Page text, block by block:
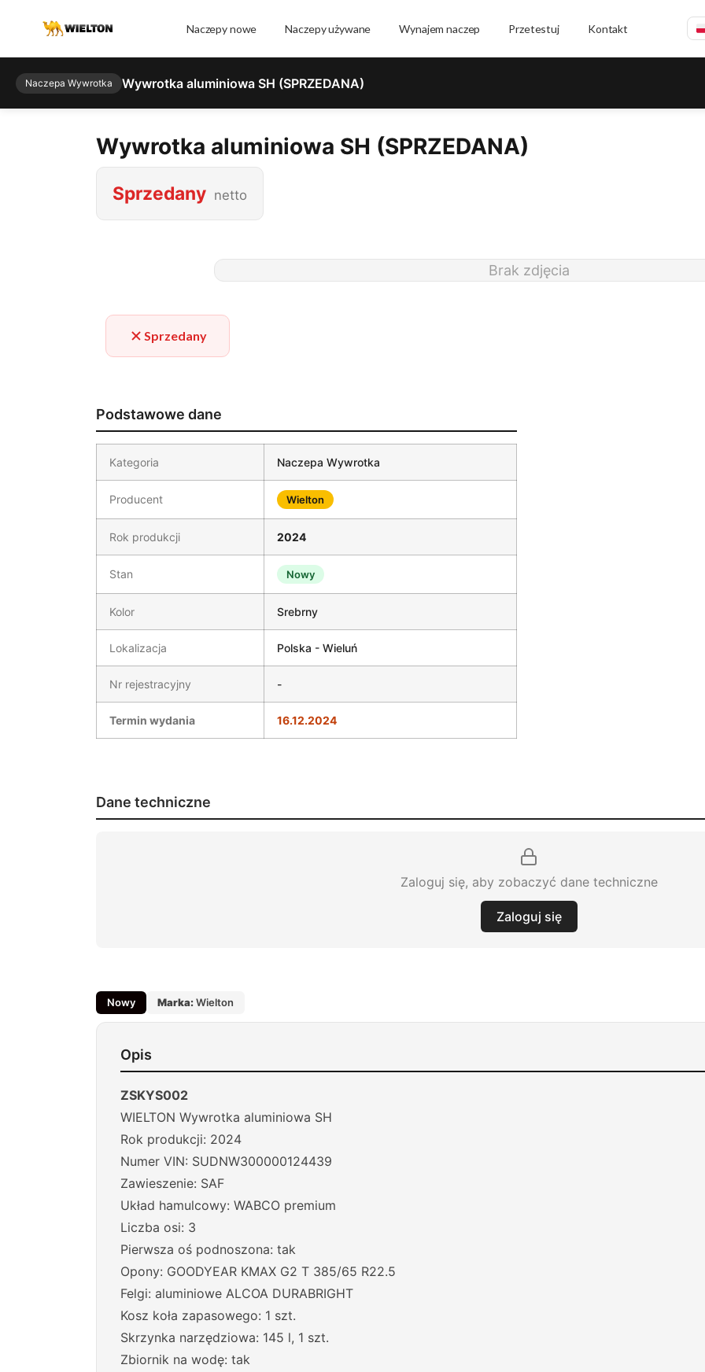
Naczepy nowe Naczepy używane Wynajem naczep Przetestuj Kontakt
Naczepa Wywrotka Wywrotka aluminiowa SH (SPRZEDANA)
Wywrotka aluminiowa SH (SPRZEDANA)
Sprzedany netto
Brak zdjęcia
Sprzedany
Podstawowe dane
Kategoria Naczepa Wywrotka
Producent Wielton
Rok produkcji 2024
Stan Nowy
Kolor Srebrny
Lokalizacja Polska - Wieluń
Nr rejestracyjny -
Termin wydania 16.12.2024
Dane techniczne
Zaloguj się, aby zobaczyć dane techniczne
Zaloguj się
Nowy Marka:Wielton
Opis
ZSKYS002
WIELTON Wywrotka aluminiowa SH
Rok produkcji: 2024
Numer VIN: SUDNW300000124439
Zawieszenie: SAF
Układ hamulcowy: WABCO premium
Liczba osi: 3
Pierwsza oś podnoszona: tak
Opony: GOODYEAR KMAX G2 T 385/65 R22.5
Felgi: aluminiowe ALCOA DURABRIGHT
Kosz koła zapasowego: 1 szt.
Skrzynka narzędziowa: 145 l, 1 szt.
Zbiornik na wodę: tak